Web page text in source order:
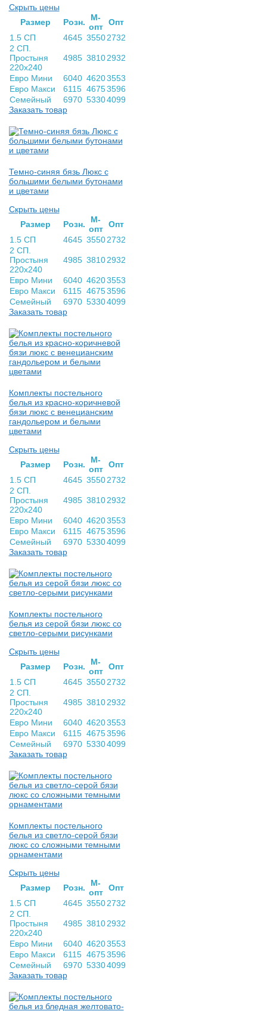
Скрыть цены
Раз­мер
Розн.
М-
опт Опт
1.5 СП
4645 3550 2732
2 СП.
Простыня
220х240
4985 3810 2932
Евро Мини 6040 46203553
Евро Макси
6115 46753596
Семейный
6970 53304099
Заказать товар
Темно-синяя бязь Люкс с
большими белыми бутонами
и цветами
Скрыть цены
Раз­мер
Розн.
М-
опт Опт
1.5 СП
4645 3550 2732
2 СП.
Простыня
220х240
4985 3810 2932
Евро Мини 6040 46203553
Евро Макси
6115 46753596
Семейный
6970 53304099
Заказать товар
Комплекты постельного
белья из красно-коричневой
бязи люкс с венецианским
гандольером и белыми
цветами
Скрыть цены
Раз­мер
Розн.
М-
опт Опт
1.5 СП
4645 3550 2732
2 СП.
Простыня
220х240
4985 3810 2932
Евро Мини 6040 46203553
Евро Макси
6115 46753596
Семейный
6970 53304099
Заказать товар
Комплекты постельного
белья из серой бязи люкс со
светло-серыми рисунками
Скрыть цены
Раз­мер
Розн.
М-
опт Опт
1.5 СП
4645 3550 2732
2 СП.
Простыня
220х240
4985 3810 2932
Евро Мини 6040 46203553
Евро Макси
6115 46753596
Семейный
6970 53304099
Заказать товар
Комплекты постельного
белья из светло-серой бязи
люкс со сложными темными
орнаментами
Скрыть цены
Раз­мер
Розн.
М-
опт Опт
1.5 СП
4645 3550 2732
2 СП.
Простыня
220х240
4985 3810 2932
Евро Мини 6040 46203553
Евро Макси
6115 46753596
Семейный
6970 53304099
Заказать товар